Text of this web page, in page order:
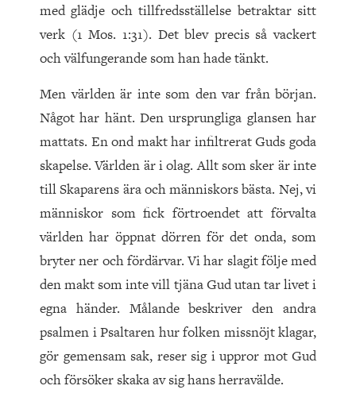
med glädje och tillfredsställelse betraktar sitt
verk (1 Mos. 1:31). Det blev precis så vackert
och välfungerande som han hade tänkt.
Men världen är inte som den var från början.
Något har hänt. Den ursprungliga glansen har
mattats. En ond makt har infiltrerat Guds goda
skapelse. Världen är i olag. Allt som sker är inte
till Skaparens ära och människors bästa. Nej, vi
människor som fick förtroendet att förvalta
världen har öppnat dörren för det onda, som
bryter ner och fördärvar. Vi har slagit följe med
den makt som inte vill tjäna Gud utan tar livet i
egna händer. Målande beskriver den andra
psalmen i Psaltaren hur folken missnöjt klagar,
gör gemensam sak, reser sig i uppror mot Gud
och försöker skaka av sig hans herravälde.